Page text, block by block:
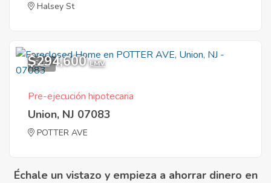
Halsey St
6
$294,600 EMV
Pre-ejecución hipotecaria
Union, NJ 07083
POTTER AVE
Échale un vistazo y empieza a ahorrar dinero en